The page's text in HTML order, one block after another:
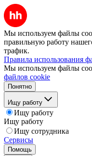
Мы используем файлы
правильную работу
трафик.
Правила использования
Мы используем файлы
файлов cookie
Понятно
Ищу работу
Ищу работу
Ищу работу
Ищу сотрудника
Сервисы
Помощь